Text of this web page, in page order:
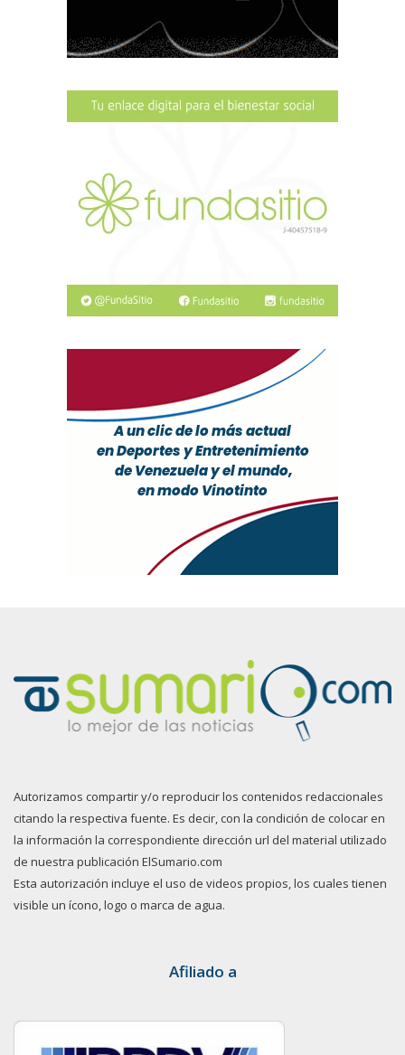
Autorizamos compartir y/o reproducir los contenidos redaccionales
citando la respectiva fuente. Es decir, con la condición de colocar en
la información la correspondiente dirección url del material utilizado
de nuestra publicación ElSumario.com
Esta autorización incluye el uso de videos propios, los cuales tienen
visible un ícono, logo o marca de agua.
Afiliado a